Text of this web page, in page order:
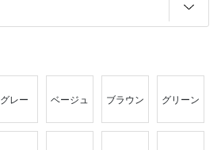
グレー ベージュ ブラウン グリーン